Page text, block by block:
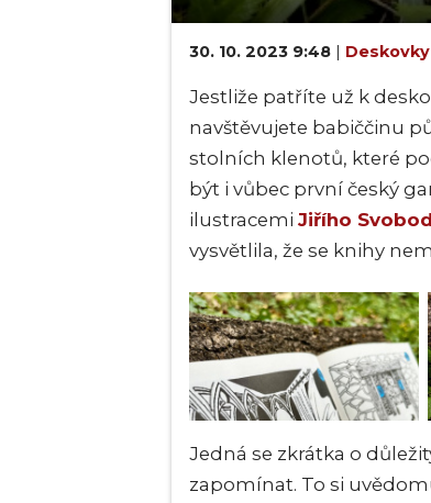
30. 10. 2023 9:48 | Deskovky
Jestliže patříte už k
navštěvujete babiččinu
stolních klenotů, které
být i vůbec první český
ilustracemi Jiřího
vysvětlila, že se knihy
Jedná se zkrátka o
zapomínat. To si